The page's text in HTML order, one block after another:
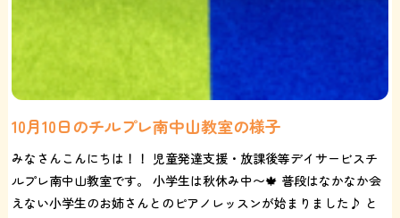
10月10日のチルプレ南中山教室の様子
みなさんこんにちは！！ 児童発達支援・放課後等デイサービスチ
ルプレ南中山教室です。 小学生は秋休み中〜🍁 普段はなかなか会
えない小学生のお姉さんとのピアノレッスンが始まりました♪ と